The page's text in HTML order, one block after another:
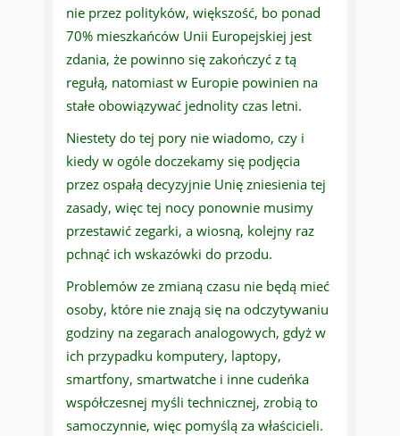
nie przez polityków, większość, bo ponad
70% mieszkańców Unii Europejskiej jest
zdania, że powinno się zakończyć z tą
regułą, natomiast w Europie powinien na
stałe obowiązywać jednolity czas letni.
Niestety do tej pory nie wiadomo, czy i
kiedy w ogóle doczekamy się podjęcia
przez ospałą decyzyjnie Unię zniesienia tej
zasady, więc tej nocy ponownie musimy
przestawić zegarki, a wiosną, kolejny raz
pchnąć ich wskazówki do przodu.
Problemów ze zmianą czasu nie będą mieć
osoby, które nie znają się na odczytywaniu
godziny na zegarach analogowych, gdyż w
ich przypadku komputery, laptopy,
smartfony, smartwatche i inne cudeńka
współczesnej myśli technicznej, zrobią to
samoczynnie, więc pomyślą za właścicieli.